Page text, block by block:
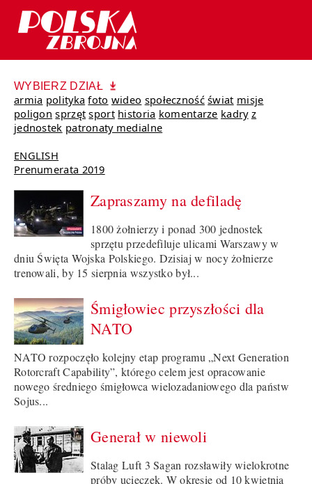
WYBIERZ DZIAŁ
armia polityka foto wideo społeczność świat misje
poligon sprzęt sport historia komentarze kadry z
jednostek patronaty medialne
ENGLISH
Prenumerata 2019
Zapraszamy na defiladę
1800 żołnierzy i ponad 300 jednostek
sprzętu przedefiluje ulicami Warszawy w
dniu Święta Wojska Polskiego. Dzisiaj w nocy żołnierze
trenowali, by 15 sierpnia wszystko był...
Śmigłowiec przyszłości dla
NATO
NATO rozpoczęło kolejny etap programu „Next Generation
Rotorcraft Capability”, którego celem jest opracowanie
nowego średniego śmigłowca wielozadaniowego dla państw
Sojus...
Generał w niewoli
Stalag Luft 3 Sagan rozsławiły wielokrotne
próby ucieczek. W okresie od 10 kwietnia